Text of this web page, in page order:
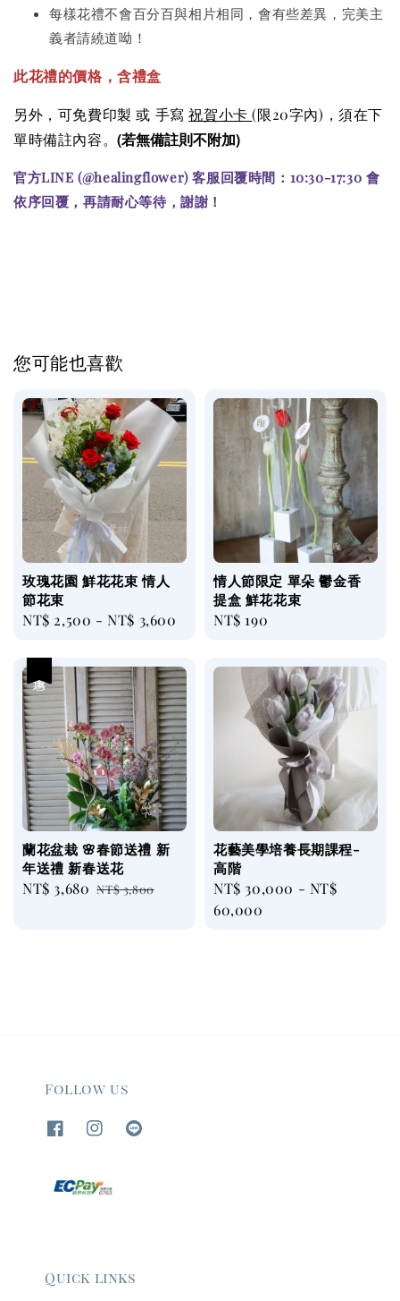
每樣花禮不會百分百與相片相同，會有些差異，完美主
義者請繞道呦！
此花禮的價格，含禮盒
另外，可免費印製 或 手寫祝賀小卡(限20字內)，須在下
單時備註內容。(若無備註則不附加)
官方LINE (@healingflower) 客服回覆時間：10:30-17:30 會
依序回覆，再請耐心等待，謝謝！
您可能也喜歡
玫瑰花園 鮮花花束 情人
節花束
Regular
NT$ 2,500 -NT$ 3,600
情人節限定 單朵 鬱金香
提盒 鮮花花束
Regular
NT$ 190
蘭花盆栽 🌸春節送禮 新
年送禮 新春送花
Sale
NT$ 3,680 Regular
NT$ 3,800
花藝美學培養長期課程-
高階
Regular
price
NT$ 30,000 - NT$
60,000
Follow us
Quick links